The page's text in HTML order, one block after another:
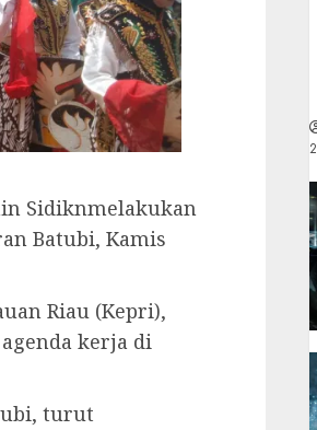
Sidiknmelakukan
Batubi, Kamis
Riau (Kepri),
kerja di
turut